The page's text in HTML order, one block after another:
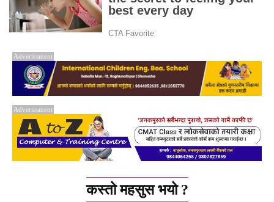
Advertesment
Advertesment
कस्तो महसुस भयो ?